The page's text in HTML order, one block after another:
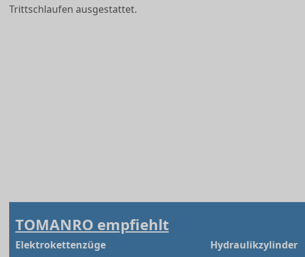
Trittschlaufen ausgestattet.
TOMANRO empfiehlt
Elektrokettenzüge
Hydraulikzylinder